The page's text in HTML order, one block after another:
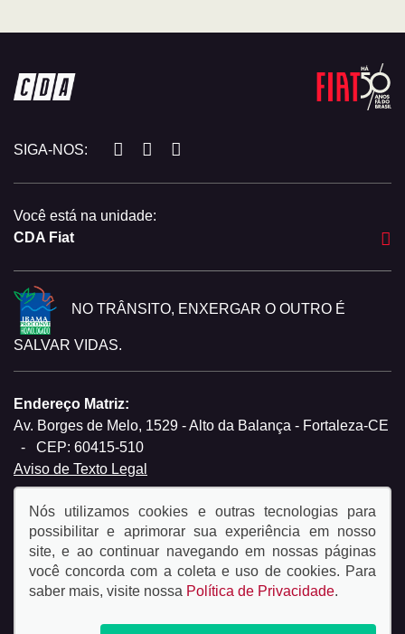
SIGA-NOS:
Você está na unidade:
CDA Fiat
NO TRÂNSITO, ENXERGAR O OUTRO É
SALVAR VIDAS.
Endereço Matriz:
Av. Borges de Melo, 1529 - Alto da Balança - Fortaleza-CE
-
CEP: 60415-510
Aviso de Texto Legal
© Copyright 2026
privacidade.
Nós utilizamos cookies e outras tecnologias para
possibilitar e aprimorar sua experiência em nosso
site, e ao continuar navegando em nossas páginas
você concorda com a coleta e uso de cookies. Para
saber mais, visite nossa Política de Privacidade.